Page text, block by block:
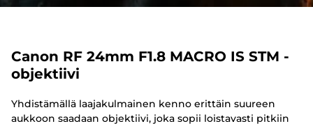
Canon RF 24mm F1.8 MACRO IS STM -
objektiivi
Yhdistämällä laajakulmainen kenno erittäin suureen
aukkoon saadaan objektiivi, joka sopii loistavasti pitkiin